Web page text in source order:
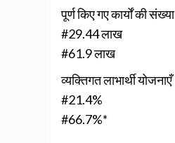
पूर्ण किए गए कार्यों की संख्या
#29.44 लाख
#61.9 लाख
व्यक्तिगत लाभार्थी योजनाएँ
#21.4%
#66.7%*